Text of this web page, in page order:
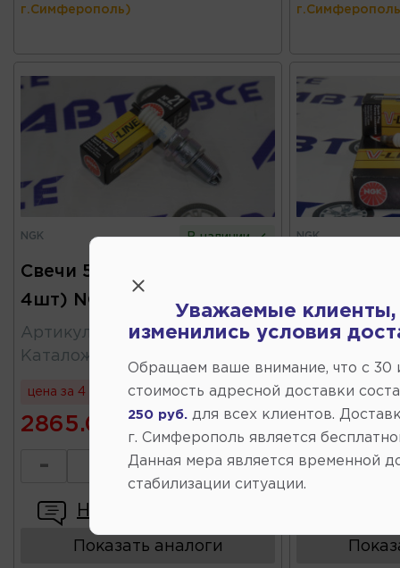
г.Симферополь)
NGK В наличии
Свечи 5932 (комплект
4шт) NGK
Артикул
5932
Каталожный
цена за 4 шт
2865.00
- +
Написать отзыв
Показать аналоги
NGK
Артикул:
цена за 4 шт
2808.50
-
Уважаемые клиенты,
изменились условия
Обращаем ваше внимание, что c 30
стоимость адресной доставки
250 руб. для всех клиентов.
г. Симферополь является
Данная мера является временной
стабилизации ситуации.